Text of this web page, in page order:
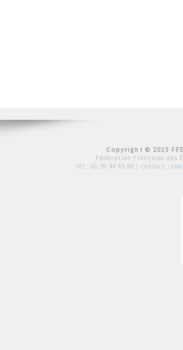
Copyright © 2015
Fédération Française des
tél : 01 39 44 65 80 | contact :